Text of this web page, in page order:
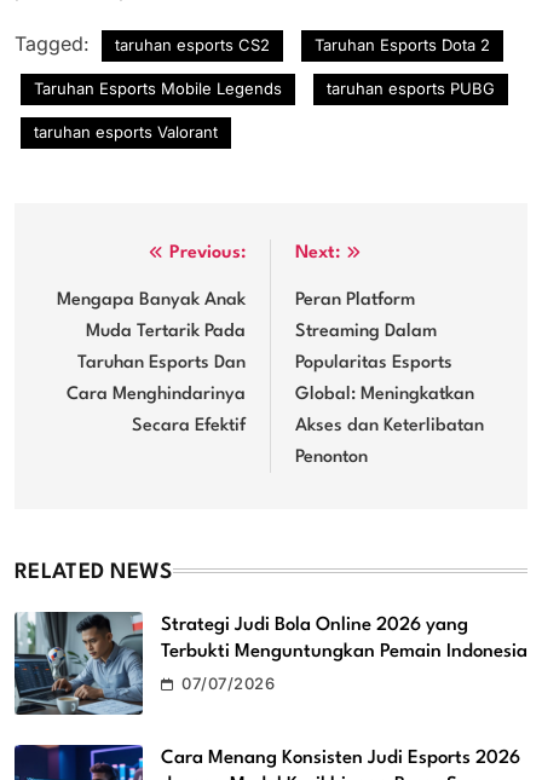
Tagged: taruhan esports CS2 Taruhan Esports Dota 2
Taruhan Esports Mobile Legends taruhan esports PUBG
taruhan esports Valorant
navigation
Previous:
Mengapa Banyak Anak
Muda Tertarik Pada
Taruhan Esports Dan
Cara Menghindarinya
Secara Efektif
Next:
Peran Platform
Streaming Dalam
Popularitas Esports
Global: Meningkatkan
Akses dan Keterlibatan
Penonton
RELATED NEWS
Strategi Judi Bola Online 2026 yang
Terbukti Menguntungkan Pemain Indonesia
07/07/2026
Cara Menang Konsisten Judi Esports 2026